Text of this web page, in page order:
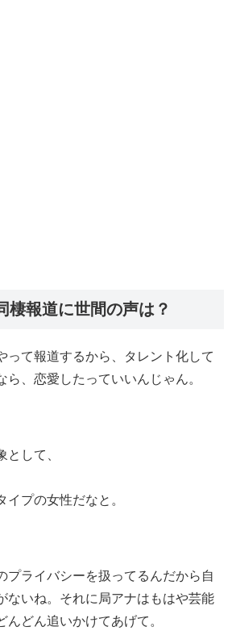
棲報道に世間の声は？
って報道するから、タレント化して
ら、恋愛したっていいんじゃん。
として、
プの女性だなと。
プライバシーを扱ってるんだから自
ないね。それに局アナはもはや芸能
んどん追いかけてあげて。